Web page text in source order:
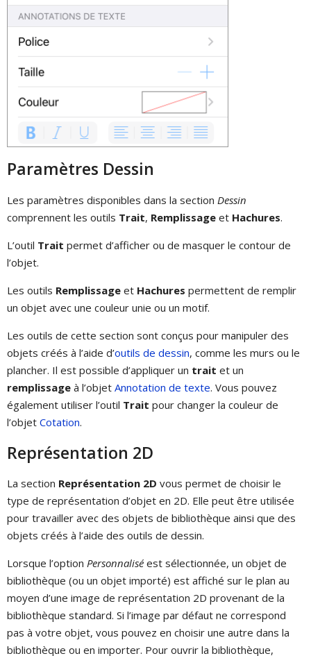
Paramètres Dessin
Les paramètres disponibles dans la section Dessin
comprennent les outils Trait, Remplissage et Hachures.
L’outil Trait permet d’afficher ou de masquer le contour de
l’objet.
Les outils Remplissage et Hachures permettent de remplir
un objet avec une couleur unie ou un motif.
Les outils de cette section sont conçus pour manipuler des
objets créés à l’aide d’outils de dessin, comme les murs ou le
plancher. Il est possible d’appliquer un trait et un
remplissage à l’objet Annotation de texte. Vous pouvez
également utiliser l’outil Trait pour changer la couleur de
l’objet Cotation.
Représentation 2D
La section Représentation 2D vous permet de choisir le
type de représentation d’objet en 2D. Elle peut être utilisée
pour travailler avec des objets de bibliothèque ainsi que des
objets créés à l’aide des outils de dessin.
Lorsque l’option Personnalisé est sélectionnée, un objet de
bibliothèque (ou un objet importé) est affiché sur le plan au
moyen d’une image de représentation 2D provenant de la
bibliothèque standard. Si l’image par défaut ne correspond
pas à votre objet, vous pouvez en choisir une autre dans la
bibliothèque ou en importer. Pour ouvrir la bibliothèque,